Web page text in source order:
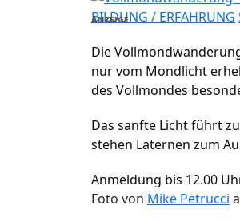
BILDUNG / ERFAHRUNG
ANZEIGE
Die
nur vom Mondlicht
des Vollmondes
Das sanfte Licht führt
stehen Laternen zum
Anmeldung bis 12.00
Foto von Mike Petrucci